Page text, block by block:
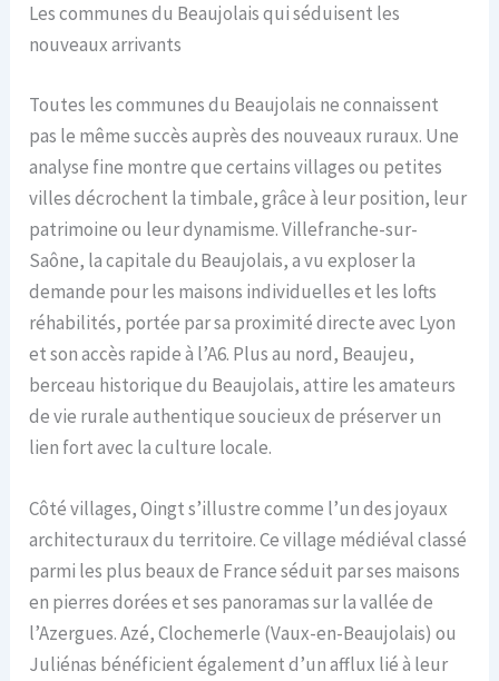
Les communes du Beaujolais qui séduisent les
nouveaux arrivants
Toutes les communes du Beaujolais ne connaissent
pas le même succès auprès des nouveaux ruraux. Une
analyse fine montre que certains villages ou petites
villes décrochent la timbale, grâce à leur position, leur
patrimoine ou leur dynamisme. Villefranche-sur-
Saône, la capitale du Beaujolais, a vu exploser la
demande pour les maisons individuelles et les lofts
réhabilités, portée par sa proximité directe avec Lyon
et son accès rapide à l’A6. Plus au nord, Beaujeu,
berceau historique du Beaujolais, attire les amateurs
de vie rurale authentique soucieux de préserver un
lien fort avec la culture locale.
Côté villages, Oingt s’illustre comme l’un des joyaux
architecturaux du territoire. Ce village médiéval classé
parmi les plus beaux de France séduit par ses maisons
en pierres dorées et ses panoramas sur la vallée de
l’Azergues. Azé, Clochemerle (Vaux-en-Beaujolais) ou
Juliénas bénéficient également d’un afflux lié à leur